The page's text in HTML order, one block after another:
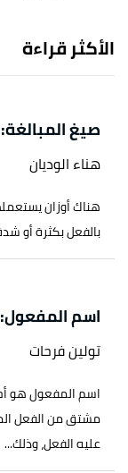
الأكثر قراءة
صيغ
هناء الوديان
هناك أوزان
بالفعل بكثرة أو
اسم
تولين فرحات
اسم المفعول هو
مشتق من الفعل
عليه الفعل، وذلك...